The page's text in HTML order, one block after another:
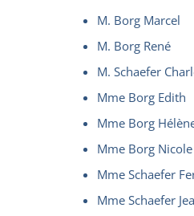
M. Borg Marcel
M. Borg René
M. Schaefer
Mme Borg Edith
Mme Borg
Mme Borg Nicole
Mme Schaefer
Mme Schaefer